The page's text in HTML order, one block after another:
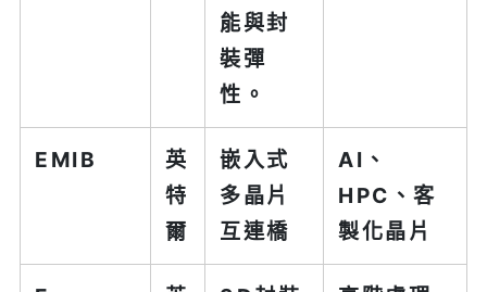
能與封
裝彈
性。
EMIB
英
特
爾
嵌入式
多晶片
互連橋
AI、
HPC、客
製化晶片